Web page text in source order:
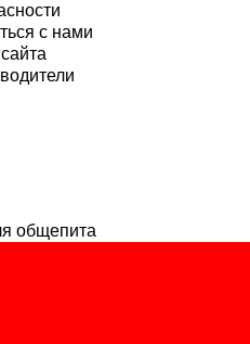
с нами
общепита